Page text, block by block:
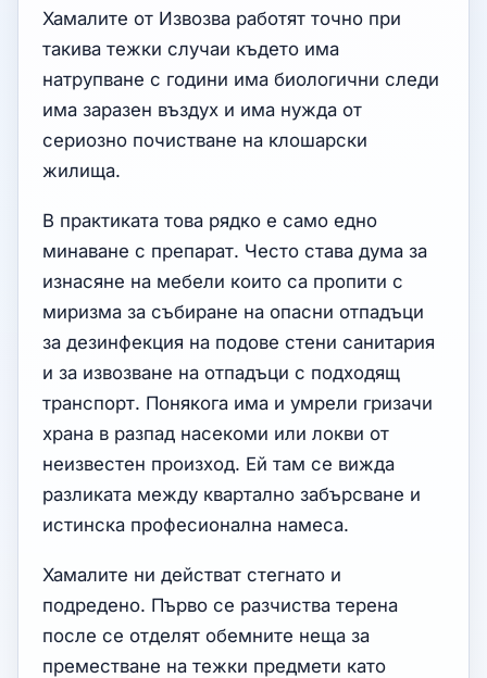
Хамалите от Извозва работят точно при
такива тежки случаи където има
натрупване с години има биологични следи
има заразен въздух и има нужда от
сериозно почистване на клошарски
жилища.
В практиката това рядко е само едно
минаване с препарат. Често става дума за
изнасяне на мебели които са пропити с
миризма за събиране на опасни отпадъци
за дезинфекция на подове стени санитария
и за извозване на отпадъци с подходящ
транспорт. Понякога има и умрели гризачи
храна в разпад насекоми или локви от
неизвестен произход. Ей там се вижда
разликата между квартално забърсване и
истинска професионална намеса.
Хамалите ни действат стегнато и
подредено. Първо се разчиства терена
после се отделят обемните неща за
преместване на тежки предмети като